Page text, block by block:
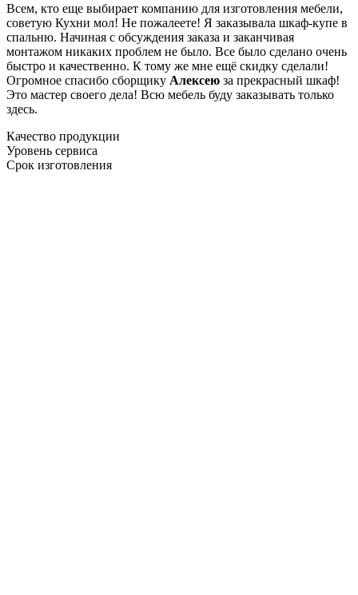
Всем, кто еще выбирает компанию для изготовления мебели,
советую Кухни мол! Не пожалеете! Я заказывала шкаф-купе в
спальню. Начиная с обсуждения заказа и заканчивая
монтажом никаких проблем не было. Все было сделано очень
быстро и качественно. К тому же мне ещё скидку сделали!
Огромное спасибо сборщику Алексею за прекрасный шкаф!
Это мастер своего дела! Всю мебель буду заказывать только
здесь.
Качество продукции
Уровень сервиса
Срок изготовления